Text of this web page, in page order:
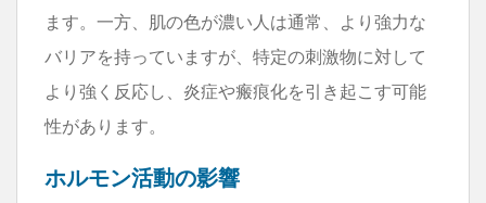
ます。一方、肌の色が濃い人は通常、より強力な
バリアを持っていますが、特定の刺激物に対して
より強く反応し、炎症や瘢痕化を引き起こす可能
性があります。
ホルモン活動の影響